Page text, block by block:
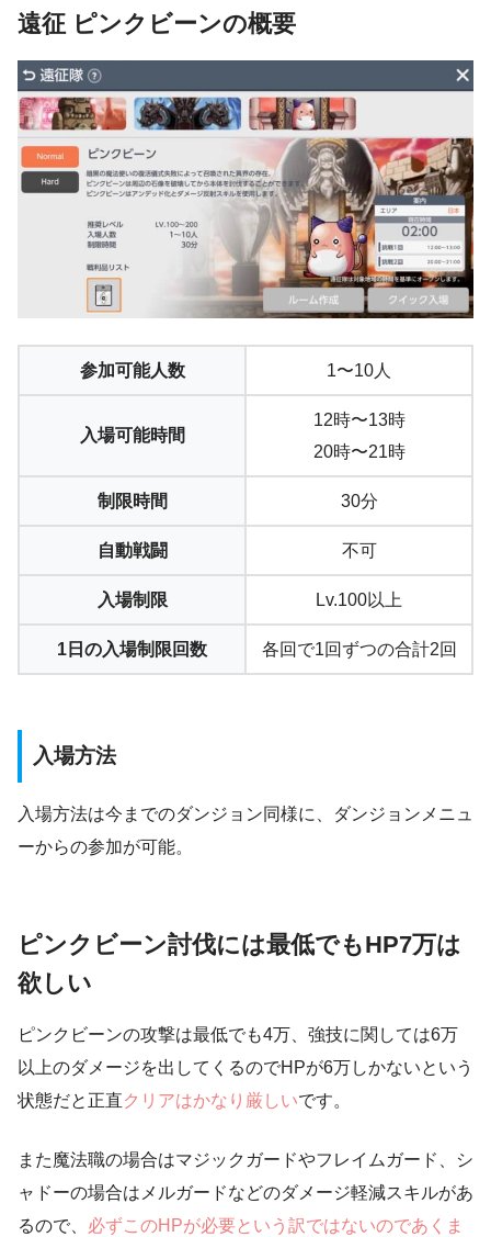
遠征 ピンクビーンの概要
参加可能人数 1〜10人
入場可能時間
12時〜13時
20時〜21時
制限時間 30分
自動戦闘 不可
入場制限 Lv.100以上
1日の入場制限回数 各回で1回ずつの合計2回
入場方法
入場方法は今までのダンジョン同様に、ダンジョンメニュ
ーからの参加が可能。
ピンクビーン討伐には最低でもHP7万は
欲しい
ピンクビーンの攻撃は最低でも4万、強技に関しては6万
以上のダメージを出してくるのでHPが6万しかないという
状態だと正直クリアはかなり厳しいです。
また魔法職の場合はマジックガードやフレイムガード、シ
ャドーの場合はメルガードなどのダメージ軽減スキルがあ
るので、 必ずこのHPが必要という訳ではないのであくま